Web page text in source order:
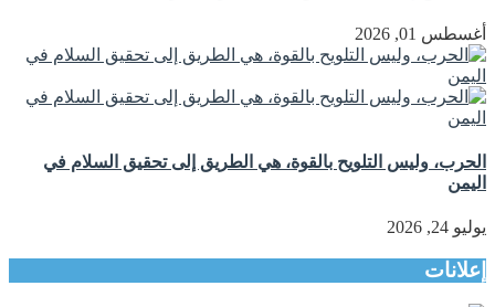
أغسطس 01, 2026
الحرب، وليس التلويح بالقوة، هي الطريق إلى تحقيق السلام في
اليمن
يوليو 24, 2026
إعلانات